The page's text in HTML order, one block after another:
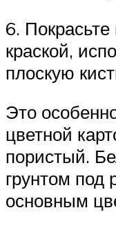
6.
краской,
плоскую
Это
цветной
пористый.
грунтом под
основным